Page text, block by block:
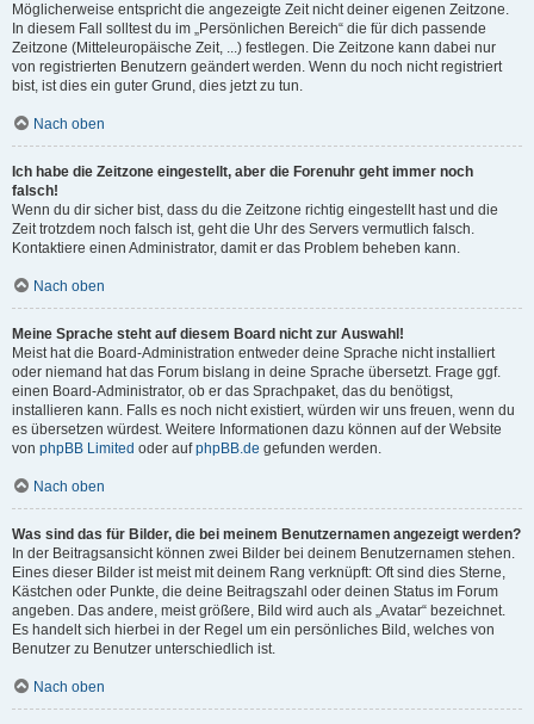
Möglicherweise entspricht die angezeigte Zeit nicht deiner eigenen Zeitzone.
In diesem Fall solltest du im „Persönlichen Bereich“ die für dich passende
Zeitzone (Mitteleuropäische Zeit, ...) festlegen. Die Zeitzone kann dabei nur
von registrierten Benutzern geändert werden. Wenn du noch nicht registriert
bist, ist dies ein guter Grund, dies jetzt zu tun.
Nach oben
Ich habe die Zeitzone eingestellt, aber die Forenuhr geht immer noch
falsch!
Wenn du dir sicher bist, dass du die Zeitzone richtig eingestellt hast und die
Zeit trotzdem noch falsch ist, geht die Uhr des Servers vermutlich falsch.
Kontaktiere einen Administrator, damit er das Problem beheben kann.
Nach oben
Meine Sprache steht auf diesem Board nicht zur Auswahl!
Meist hat die Board-Administration entweder deine Sprache nicht installiert
oder niemand hat das Forum bislang in deine Sprache übersetzt. Frage ggf.
einen Board-Administrator, ob er das Sprachpaket, das du benötigst,
installieren kann. Falls es noch nicht existiert, würden wir uns freuen, wenn du
es übersetzen würdest. Weitere Informationen dazu können auf der Website
von phpBB Limited oder aufphpBB.de gefunden werden.
Nach oben
Was sind das für Bilder, die bei meinem Benutzernamen angezeigt werden?
In der Beitragsansicht können zwei Bilder bei deinem Benutzernamen stehen.
Eines dieser Bilder ist meist mit deinem Rang verknüpft: Oft sind dies Sterne,
Kästchen oder Punkte, die deine Beitragszahl oder deinen Status im Forum
angeben. Das andere, meist größere, Bild wird auch als „Avatar“ bezeichnet.
Es handelt sich hierbei in der Regel um ein persönliches Bild, welches von
Benutzer zu Benutzer unterschiedlich ist.
Nach oben